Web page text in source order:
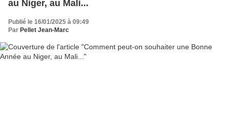
au Niger, au Mali...
Publié le 16/01/2025 à 09:49
Par Pellet Jean-Marc